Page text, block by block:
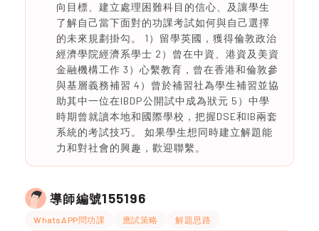
向目標、建立處理困難科目的信心、及讓學生
了解自己當下面對的功課考試如何與自己選擇
的未來規劃掛勾。 1）留學英國，獲得倫敦政治
經濟學院經濟系學士 2）曾在中資、港資及美資
金融機構工作 3）心繫教育，曾在香港和倫敦參
與基層義務補習 4）曾於補習社為學生補習並協
助其中一位在IBDP公開試中成為狀元 5）中學
時期曾就讀本地和國際學校，把握DSE和IB兩套
系統的考試技巧。 如果學生想同時建立解題能
力和對社會的興趣，歡迎聯繫。
導師編號155196
WhatsAPP問功課 應試策略 解題思路